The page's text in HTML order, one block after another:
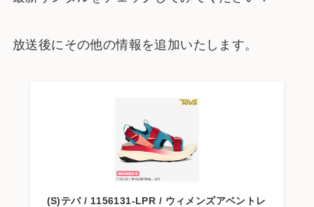
放送後にその他の情報を追加いたします。
(S)テバ / 1156131-LPR / ウィメンズアベントレ